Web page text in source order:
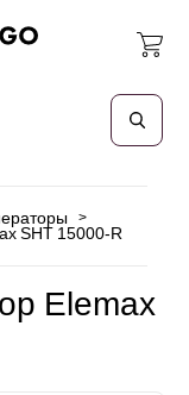
>
SHT 15000-R
Elemax